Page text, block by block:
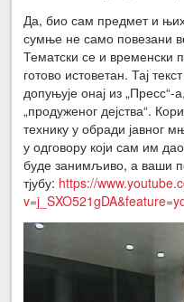
Да, био сам предмет и
сумње не само повезани
Тематски се и временски
готово истоветан. Тај
допуњује онај из „Пресс“-
„продуженог дејства“.
технику у обради јавног
у одговору који сам им
буде занимљиво, а ваши
тјубу: https://